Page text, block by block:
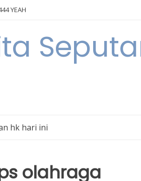
YEAH
hk hari ini
olahraga